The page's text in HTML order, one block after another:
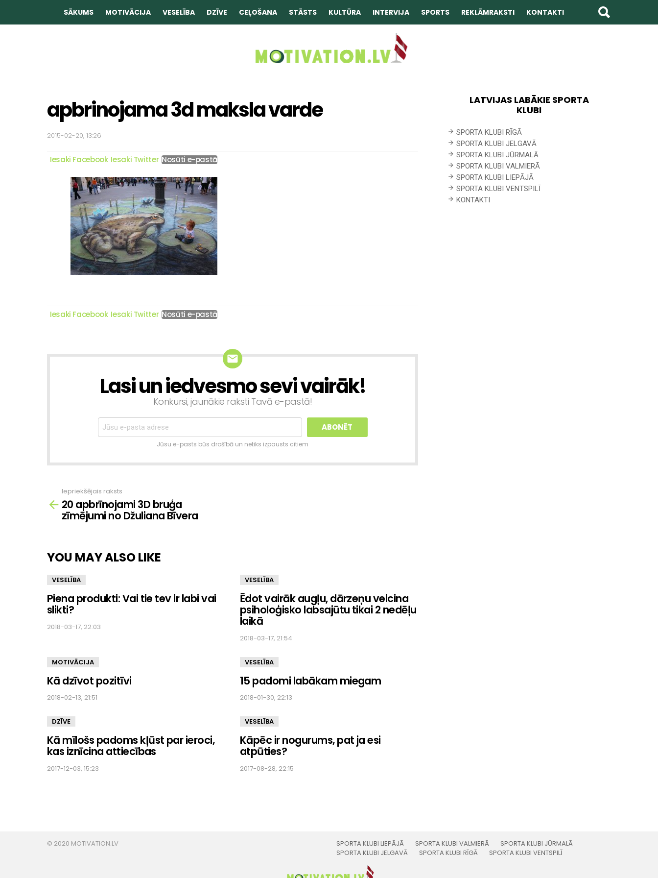
SĀKUMS MOTIVĀCIJA VESELĪBA DZĪVE CEĻOŠANA STĀSTS KULTŪRA INTERVIJA SPORTS REKLĀMRAKSTI KONTAKTI
apbrinojama 3d maksla varde
2015-02-20, 13:26
Iesaki Facebook Iesaki Twitter Nosūti e-pastā
Iesaki Facebook Iesaki Twitter Nosūti e-pastā
NEWSLETTERLasi un iedvesmo sevi vairāk!
Konkursi, jaunākie raksti Tavā e-pastā!
Jūsu e-pasts būs drošībā un netiks izpausts citiem
Skatīt
vairāk
Iepriekšējais raksts
20 apbrīnojami 3D bruģa
zīmējumi no Džuliana Bīvera
YOU MAY ALSO LIKE
VESELĪBA
Piena produkti: Vai tie tev ir labi vai
slikti?
2018-03-17, 22:03
VESELĪBA
Ēdot vairāk augļu, dārzeņu veicina
psiholoģisko labsajūtu tikai 2 nedēļu
laikā
2018-03-17, 21:54
MOTIVĀCIJA
Kā dzīvot pozitīvi
2018-02-13, 21:51
VESELĪBA
15 padomi labākam miegam
2018-01-30, 22:13
DZĪVE
Kā mīlošs padoms kļūst par ieroci,
kas iznīcina attiecības
2017-12-03, 15:23
VESELĪBA
Kāpēc ir nogurums, pat ja esi
atpūties?
2017-08-28, 22:15
LATVIJAS LABĀKIE SPORTA
KLUBI
SPORTA KLUBI RĪGĀ
SPORTA KLUBI JELGAVĀ
SPORTA KLUBI JŪRMALĀ
SPORTA KLUBI VALMIERĀ
SPORTA KLUBI LIEPĀJĀ
SPORTA KLUBI VENTSPILĪ
KONTAKTI
SPORTA KLUBI LIEPĀJĀ SPORTA KLUBI VALMIERĀ
SPORTA KLUBI JŪRMALĀ
SPORTA KLUBI JELGAVĀ
SPORTA KLUBI RĪGĀ SPORTA KLUBI VENTSPILĪ